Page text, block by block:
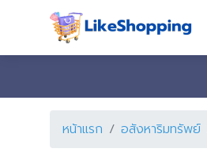
หน้าแรก อสังหาริมทรัพย์